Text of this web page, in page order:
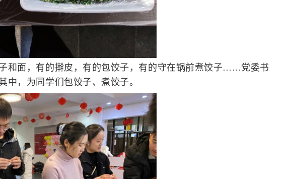
和面，有的擀皮，有的包饺子，有的守在锅前煮饺子……党委书
中，为同学们包饺子、煮饺子。